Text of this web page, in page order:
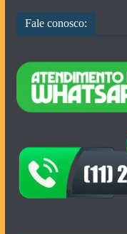
Fale conosco: